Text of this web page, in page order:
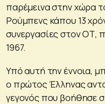
παρέμεινα στην χώρα
Ρούμπενς κάπου 13
συνεργασίες στον ΟΤ,
1967.
Υπό αυτή την έννοια,
ο πρώτος Έλληνας
γεγονός που βοήθησε